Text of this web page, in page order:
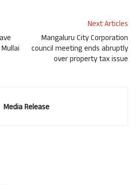
Next Articles
Mangaluru City Corporation
council meeting ends abruptly
over property tax issue
Media Release